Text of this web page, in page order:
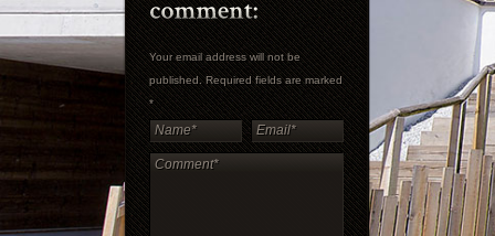
Your email address will not be
published. Required fields are marked
*